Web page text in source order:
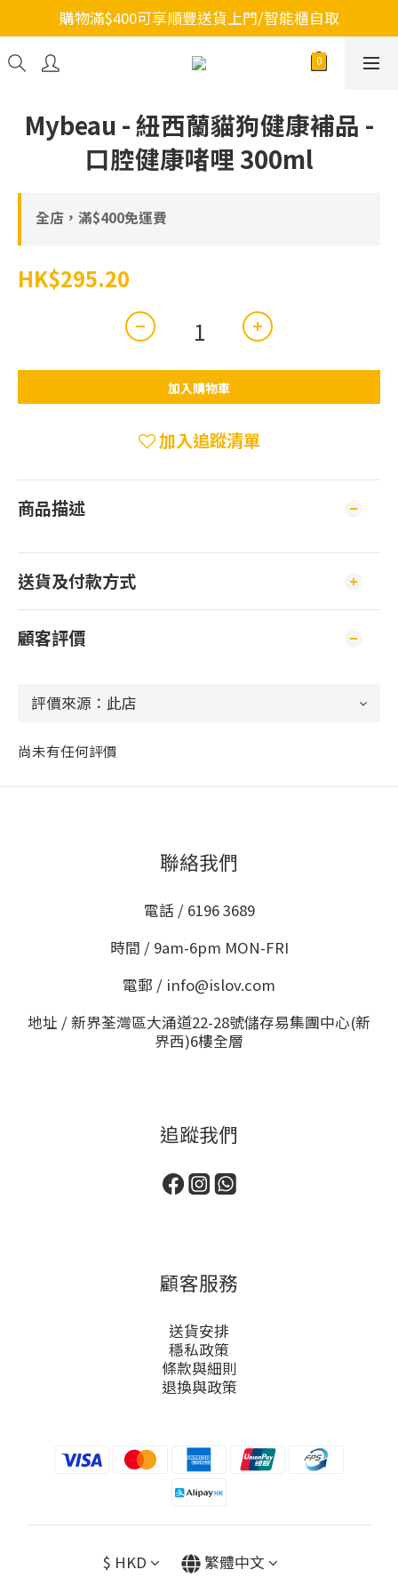
購物滿$400可享順豐送貨上門/智能櫃自取
Mybeau - 紐西蘭貓狗健康補品 -
口腔健康啫哩 300ml
全店，滿$400免運費
HK$295.20
加入購物車
加入追蹤清單
商品描述
送貨及付款方式
顧客評價
尚未有任何評價
聯絡我們
電話 / 6196 3689
時間 / 9am-6pm MON-FRI
電郵 / info@islov.com
地址 / 新界荃灣區大涌道22-28號儲存易集團中心(新
界西)6樓全層
追蹤我們
顧客服務
送貨安排
穩私政策
條款與細則
退換與政策
$ HKD 繁體中文